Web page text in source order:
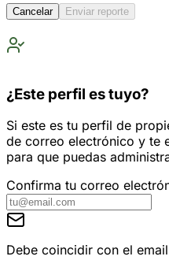
Cancelar Enviar reporte
¿Este perfil es tuyo?
Si este es tu perfil de
de correo electrónico y te
para que puedas
Confirma tu correo
Debe coincidir con el